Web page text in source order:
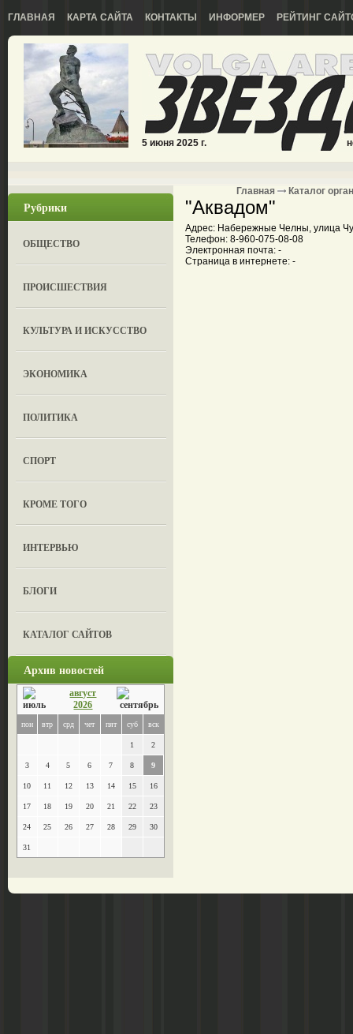
ГЛАВНАЯ КАРТА САЙТА КОНТАКТЫ ИНФОРМЕР РЕЙТИНГ
5 июня 2025 г.
Рубрики
ОБЩЕСТВО
ПРОИСШЕСТВИЯ
КУЛЬТУРА И ИСКУССТВО
ЭКОНОМИКА
ПОЛИТИКА
СПОРТ
КРОМЕ ТОГО
ИНТЕРВЬЮ
БЛОГИ
КАТАЛОГ САЙТОВ
Архив новостей
август
2026
пон втр срд чет пят суб вск
1 2
3 4 5 6 7 8 9
10 11 12 13 14 15 16
17 18 19 20 21 22 23
24 25 26 27 28 29 30
31
Главная Каталог
"Аквадом"
Адрес: Набережные Челны, улица
Телефон: 8-960-075-08-08
Электронная почта: -
Страница в интернете: -